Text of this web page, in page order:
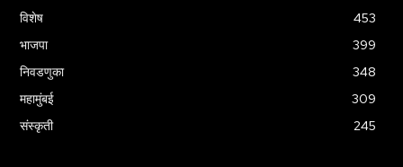
विशेष
453
भाजपा
399
निवडणुका
348
महामुंबई
309
संस्कृती
245